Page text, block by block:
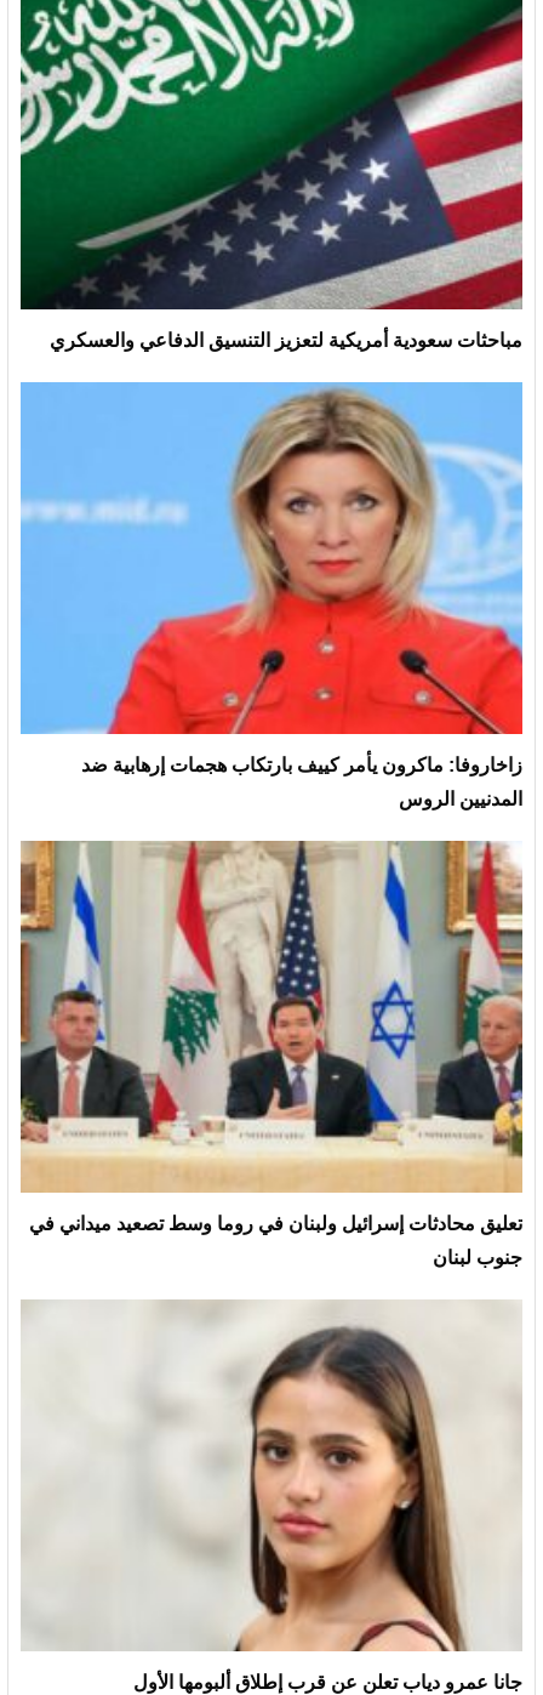
مباحثات سعودية أمريكية لتعزيز التنسيق الدفاعي والعسكري
زاخاروفا: ماكرون يأمر كييف بارتكاب هجمات إرهابية ضد
المدنيين الروس
تعليق محادثات إسرائيل ولبنان في روما وسط تصعيد ميداني في
جنوب لبنان
جانا عمرو دياب تعلن عن قرب إطلاق ألبومها الأول